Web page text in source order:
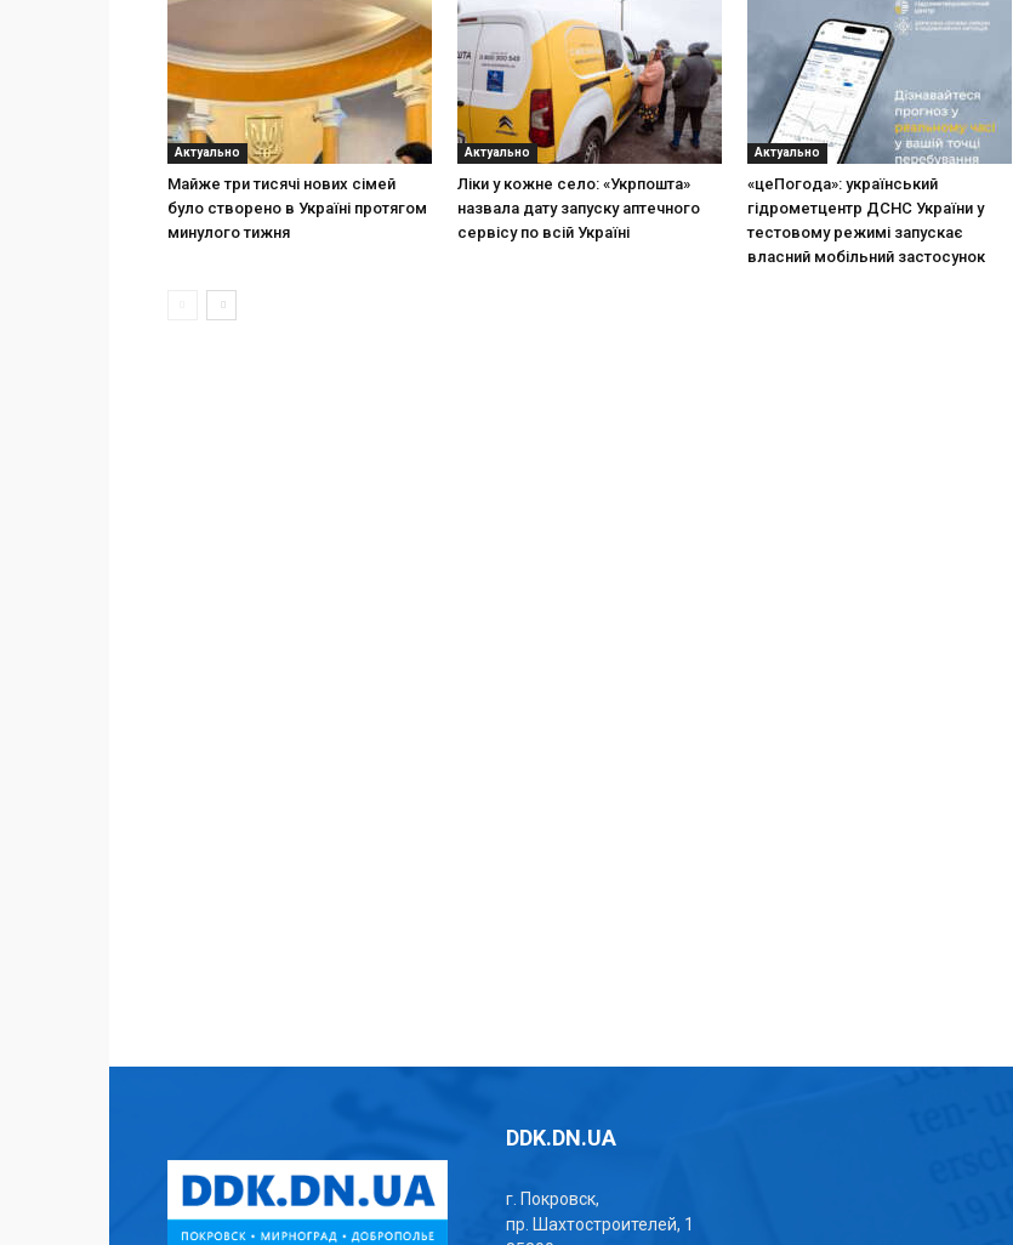
Актуально
Майже три тисячі нових сімей
було створено в Україні протягом
минулого тижня
Актуально
Ліки у кожне село: «Укрпошта»
назвала дату запуску аптечного
сервісу по всій Україні
Актуально
«цеПогода»: український
гідрометцентр ДСНС України у
тестовому режимі запускає
власний мобільний застосунок
DDK.DN.UA
г. Покровск,
пр. Шахтостроителей, 1